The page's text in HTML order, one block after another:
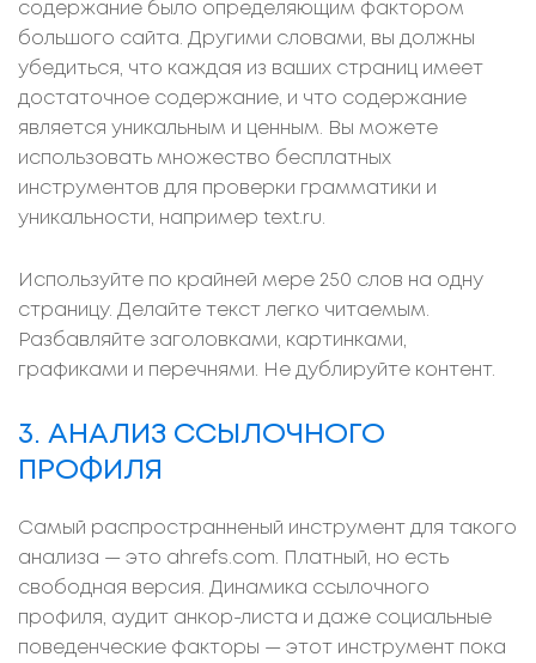
содержание было определяющим фактором
большого сайта. Другими словами, вы должны
убедиться, что каждая из ваших страниц имеет
достаточное содержание, и что содержание
является уникальным и ценным. Вы можете
использовать множество бесплатных
инструментов для проверки грамматики и
уникальности, например text.ru.
Используйте по крайней мере 250 слов на одну
страницу. Делайте текст легко читаемым.
Разбавляйте заголовками, картинками,
графиками и перечнями. Не дублируйте контент.
3. АНАЛИЗ ССЫЛОЧНОГО
ПРОФИЛЯ
Самый распространненый инструмент для такого
анализа — это ahrefs.com. Платный, но есть
свободная версия. Динамика ссылочного
профиля, аудит анкор-листа и даже социальные
поведенческие факторы — этот инструмент пока